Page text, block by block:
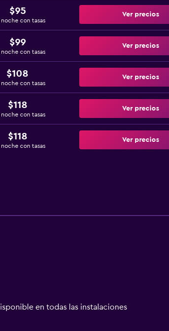
$95
noche con tasas
Ver precios
$99
noche con tasas
Ver precios
$108
noche con tasas
Ver precios
$118
noche con tasas
Ver precios
$118
noche con tasas
Ver precios
en todas las instalaciones